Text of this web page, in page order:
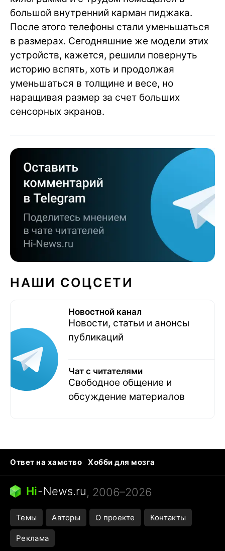
большой внутренний карман пиджака.
После этого телефоны стали уменьшаться
в размерах. Сегодняшние же модели этих
устройств, кажется, решили повернуть
историю вспять, хоть и продолжая
уменьшаться в толщине и весе, но
наращивая размер за счет больших
сенсорных экранов.
НАШИ СОЦСЕТИ
Новостной канал
Новости, статьи и анонсы
публикаций
Чат с читателями
Свободное общение и
обсуждение материалов
Ответ на хамство
Хобби для мозга
Бензин 100 и 95
Тунцы в океанариуме
Следующая пандемия
Hi-News.ru, 2006–2026
Темы Авторы О проекте Контакты
Реклама